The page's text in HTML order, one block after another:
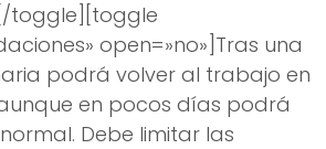
toggle][toggle
open=»no»]Tras una
podrá volver al trabajo en
en pocos días podrá
Debe limitar las